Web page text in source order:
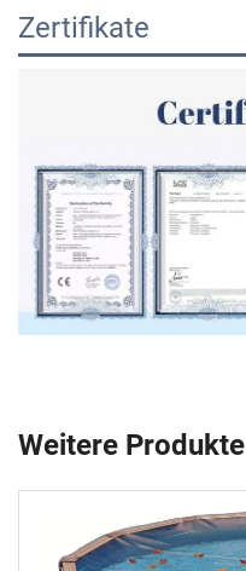
Zertifikate
Weitere Produkte